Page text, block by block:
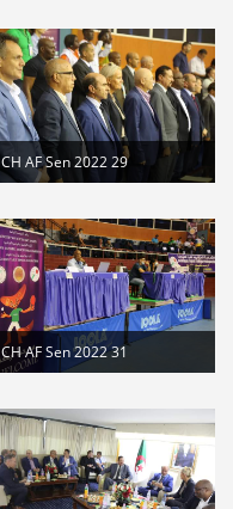
CH AF Sen 2022 29
CH AF Sen 2022 31